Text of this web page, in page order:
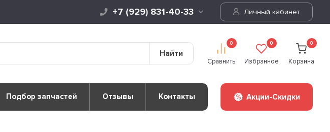
+7 (929) 831-40-33 Личный кабинет
Найти
0
Сравнить
0
Избранное
0
Корзина
Подбор запчастей Отзывы Контакты Акции-Скидки